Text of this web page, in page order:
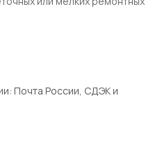
Почта России, СДЭК и